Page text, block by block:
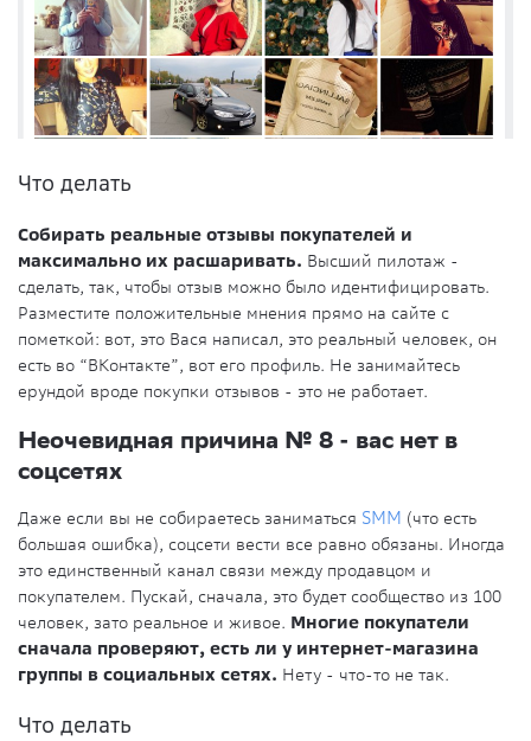
Что делать
Собирать реальные отзывы покупателей и
максимально их расшаривать. Высший пилотаж -
сделать, так, чтобы отзыв можно было идентифицировать.
Разместите положительные мнения прямо на сайте с
пометкой: вот, это Вася написал, это реальный человек, он
есть во “ВКонтакте”, вот его профиль. Не занимайтесь
ерундой вроде покупки отзывов - это не работает.
Неочевидная причина № 8 - вас нет в
соцсетях
Даже если вы не собираетесь заниматься SMM (что есть
большая ошибка), соцсети вести все равно обязаны. Иногда
это единственный канал связи между продавцом и
покупателем. Пускай, сначала, это будет сообщество из 100
человек, зато реальное и живое. Многие покупатели
сначала проверяют, есть ли у интернет-магазина
группы в социальных сетях. Нету - что-то не так.
Что делать